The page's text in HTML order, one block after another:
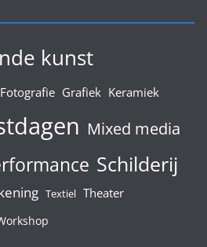
kunst
Fotografie Grafiek Keramiek
Mixed media
Schilderij
Textiel Theater